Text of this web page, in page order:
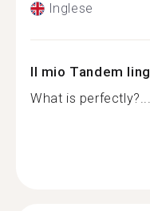
Inglese
Il mio Tandem
What is perfectly?...